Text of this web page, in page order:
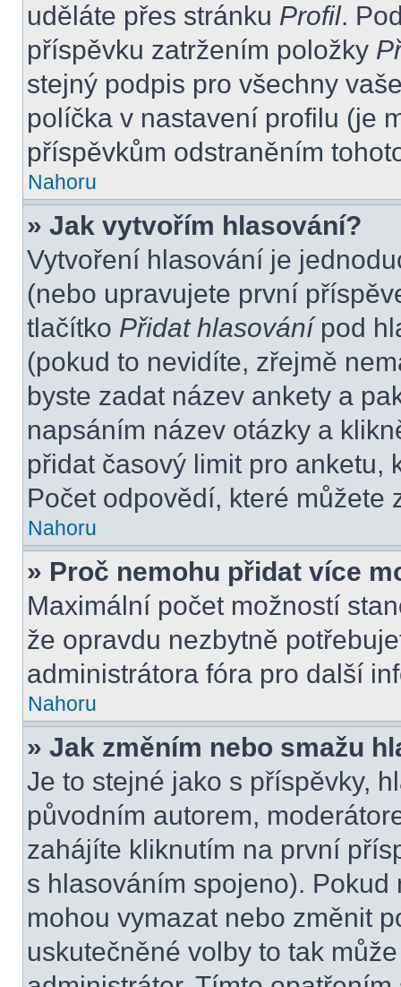
uděláte přes stránku Profil.
příspěvku zatržením položky
stejný podpis pro všechny
políčka v nastavení profilu (je
příspěvkům odstraněním
Nahoru
» Jak vytvořím hlasování?
Vytvoření hlasování je
(nebo upravujete první
tlačítko Přidat hlasovánípod
(pokud to nevidíte, zřejmě
byste zadat název ankety a
napsáním název otázky a
přidat časový limit pro anketu,
Počet odpovědí, které můžete
Nahoru
» Proč nemohu přidat více
Maximální počet možností
že opravdu nezbytně
administrátora fóra pro další
Nahoru
» Jak změním nebo smažu
Je to stejné jako s příspěvky,
původním autorem,
zahájíte kliknutím na první
s hlasováním spojeno).
mohou vymazat nebo změnit
uskutečněné volby to tak